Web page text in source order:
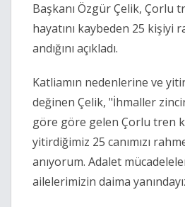
Başkanı Özgür Çelik, Çorlu
hayatını kaybeden 25 kişiyi
andığını açıkladı.
Katliamın nedenlerine ve
değinen Çelik, "İhmaller
göre göre gelen Çorlu tren
yitirdiğimiz 25 canımızı
anıyorum. Adalet
ailelerimizin daima